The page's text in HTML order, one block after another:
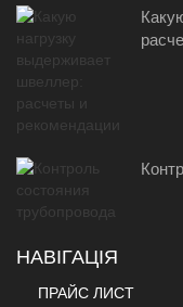
НАВІГАЦІЯ
ПРАЙС ЛИСТ